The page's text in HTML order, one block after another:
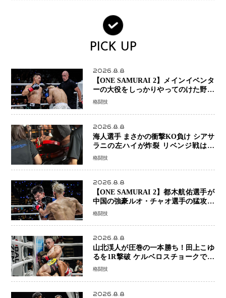
PICK UP
2026.8.8
【ONE SAMURAI 2】メインイベンタ
ーの大役をしっかりやってのけた野杁
正明が衝撃のリベンジ！ リウ・メン
ーで完全決着
格闘技
2026.8.8
海人選手 まさかの衝撃KO負け シアサ
ラニの左ハイが炸裂 リベンジ戦は一
瞬で決着
格闘技
2026.8.8
【ONE SAMURAI 2】都木航佑選手が
中国の強豪ルオ・チャオ選手の猛攻を
受けながらも的確な攻撃で応戦 最後
格闘技
2026.8.8
山北渓人が圧巻の一本勝ち！田上こゆ
るを1R撃破 ケルベロスチョークで存
在感を示す
格闘技
2026.8.8